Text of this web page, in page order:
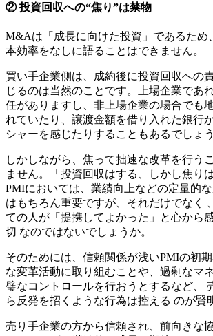
② 投資回収への“焦り”は禁物
M&Aは「成長に向けた投資」であるため
本効率をなしに語ることはできません。
買い手企業側は、成約後に投資回収への
じるのは当然のことです。上場企業であ
任がありますし、非上場企業の場合でも
れていたり、譲渡金額を借り入れた銀行
シャーを感じたりすることもあるでしょう
しかしながら、焦って拙速な改革を行う
ません。「投資回収はする、しかし焦り
PMIにおいては、業績向上などの定量的
はもちろん重要ですが、それだけでなく
ての人が「提携してよかった」と心から
切 なのではないでしょうか。
そのためには、信頼関係が浅いPMIの初
な変革活動に取り組むことや、過剰なマ
璧なコントロールを行おうとするなど、
ら反発を招くような行為は控える のが賢
売り手企業の方から信頼され、前向きな